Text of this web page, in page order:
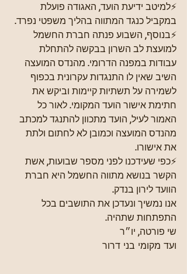
⚡למיטב ידיעת הועד, האגודה פועלת
במקביל כנגד המתווה בהליך משפטי נפרד.
⚡בנוסף, השבוע פנתה חברת החשמל
למועצת לב השרון בבקשה להתחלת
עבודות במפנה הדרומי. מהנדס המועצה
השיב שאין לו התנגדות עקרונית בכפוף
לשמירה על תשתיות קיימות וביקש את
חתימת אישור הועד המקומי. לאור כל
האמור לעיל, הועד מתכוון להתנגד למכתב
מהנדס המועצה וכמובן לא לחתום ולתת
את אישורו.
⚡כפי שעידכנו לפני מספר שבועות, אשת
הקשר בנושא מתווה החשמל היא חברת
הוועד לירון בנדק.
אנו נמשיך ונעדכן את התושבים בכל
התפתחות שתהיה.
שי פורטה, יו״ר
ועד מקומי בני דרור